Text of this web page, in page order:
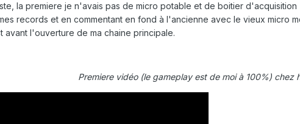
la premiere je n'avais pas de micro potable et de boitier
records et en commentant en fond à l'ancienne avec le vieux micro
avant l'ouverture de ma chaine principale.
Premiere vidéo (le gameplay est de moi à 100%) chez